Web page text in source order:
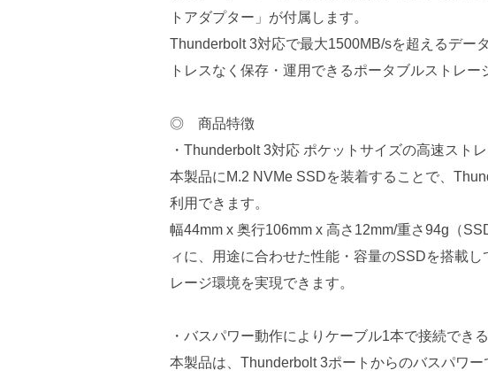
トアダプター」が付属します。
Thunderbolt 3対応で最大1500MB/sを超えるデー
トレスなく保存・運用できるポータブルストレー
◎ 商品特徴
・Thunderbolt 3対応 ポケットサイズの高速スト
本製品にM.2 NVMe SSDを装着することで、
利用できます。
幅44mm x 奥行106mm x 高さ12mm/重さ94g（
ィに、用途に合わせた性能・容量のSSDを搭載
レージ環境を実現できます。
・バスパワー動作によりケーブル1本で接続できる
本製品は、Thunderbolt 3ポートからのバスパワ